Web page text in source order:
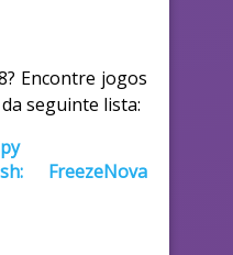
Encontre jogos
seguinte lista:
FreezeNova